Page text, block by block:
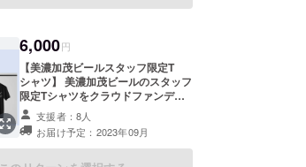
たデザインです。江戸時代の火消し
は、建物を壊すことで消火活動を
行っていたんです。 背面のデザイン
は、首元に「MINOKAMO BEER」
のロゴでシンプルなデザインです。
オリジナルビアグラスは、瓶ビール
のラベルデザインの火消しが描かれ
たデザインです。 双方とも瓶ビール
6,000円
【美濃加茂ビールスタッフ限定T
シャツ】 美濃加茂ビールのスタッフ
限定Tシャツをクラウドファンディ
ングの返礼品として、こちらのコー
スにご支援いただいた方だけにプレ
ゼントします。 Tシャツ前面のデザ
インは、火消しが消火活動の際、建
支援者：8人
お届け予定：2023年09月